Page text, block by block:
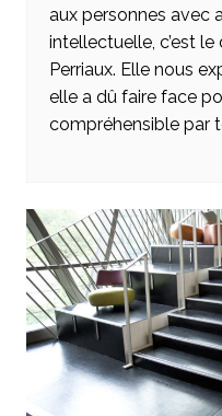
aux personnes avec
intellectuelle, c’est le
Perriaux. Elle nous
elle a dû faire face
compréhensible par